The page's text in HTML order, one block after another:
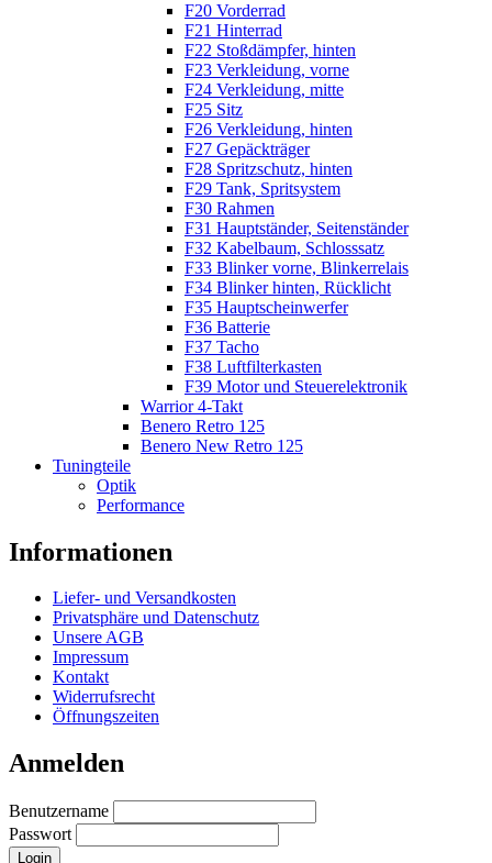
F20 Vorderrad
F21 Hinterrad
F22 Stoßdämpfer, hinten
F23 Verkleidung, vorne
F24 Verkleidung, mitte
F25 Sitz
F26 Verkleidung, hinten
F27 Gepäckträger
F28 Spritzschutz, hinten
F29 Tank, Spritsystem
F30 Rahmen
F31 Hauptständer, Seitenständer
F32 Kabelbaum, Schlosssatz
F33 Blinker vorne, Blinkerrelais
F34 Blinker hinten, Rücklicht
F35 Hauptscheinwerfer
F36 Batterie
F37 Tacho
F38 Luftfilterkasten
F39 Motor und Steuerelektronik
Warrior 4-Takt
Benero Retro 125
Benero New Retro 125
Tuningteile
Optik
Performance
Informationen
Liefer- und Versandkosten
Privatsphäre und Datenschutz
Unsere AGB
Impressum
Kontakt
Widerrufsrecht
Öffnungszeiten
Anmelden
Benutzername
Passwort
Login